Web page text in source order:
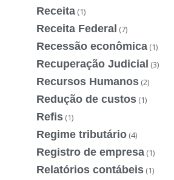
Receita (1)
Receita Federal (7)
Recessão econômica (1)
Recuperação Judicial (3)
Recursos Humanos (2)
Redução de custos (1)
Refis (1)
Regime tributário (4)
Registro de empresa (1)
Relatórios contábeis (1)